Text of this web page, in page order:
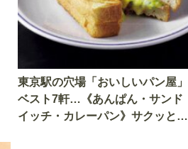
東京駅の穴場「おいしいパン屋」
ベスト7軒…《あんぱん・サンド
イッチ・カレーパン》サクッと買